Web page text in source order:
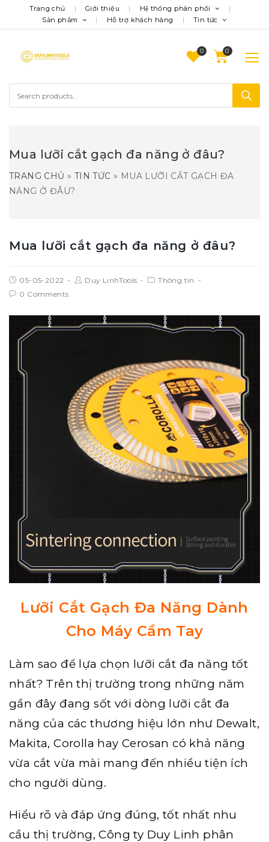
Trang chủ Giới thiệu
Hệ thống phân phối
Sản phẩm
Hỗ trợ khách hàng Tin tức
0
Mua lưỡi cắt gạch đa năng ở đâu?
TRANG CHỦ » TIN TỨC » MUA LƯỠI CẮT GẠCH ĐA
NĂNG Ở ĐÂU?
Mua lưỡi cắt gạch đa năng ở đâu?
05-05-2022 Duy LinhTools
Thông tin
0 Comments
Lưỡi Cắt Gạch Đa Năng Dành
Cho Máy Cầm Tay
Làm sao để lựa chọn lưỡi cắt đa năng tốt
nhất? Trên thị trường trong những năm
gần đây đang sốt với dòng lưỡi cắt đa
năng của các thương hiệu lớn như Dewalt,
Makita,Corolla hayCerosan có khả năng
vừa cắt vừa mài mang đến nhiều tiện ích
cho người dùng.
Hiểu rõ và đáp ứng đúng, tốt nhất nhu
cầu thị trường,Công ty Duy Linh phân